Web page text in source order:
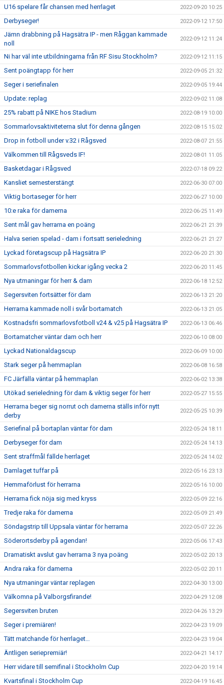
U16 spelare får chansen med herrlaget 2022-09-20 10:25
Derbyseger! 2022-09-12 17:50
Jämn drabbning på Hagsätra IP - men Råggan kammade
noll
2022-09-12 11:24
Ni har väl inte utbildningarna från RF Sisu Stockholm? 2022-09-12 11:15
Sent poängtapp för herr 2022-09-05 21:32
Seger i seriefinalen 2022-09-05 19:44
Update: replag 2022-09-02 11:08
25% rabatt på NIKE hos Stadium 2022-08-19 10:00
Sommarlovsaktiviteterna slut för denna gången 2022-08-15 15:02
Drop in fotboll under v.32 i Rågsved 2022-08-07 21:55
Välkommen till Rågsveds IF! 2022-08-01 11:05
Basketdagar i Rågsved 2022-07-18 09:22
Kansliet semesterstängt 2022-06-30 07:00
Viktig bortaseger för herr 2022-06-27 10:00
10:e raka för damerna 2022-06-25 11:49
Sent mål gav herrarna en poäng 2022-06-21 21:39
Halva serien spelad - dam i fortsatt serieledning 2022-06-21 21:27
Lyckad företagscup på Hagsätra IP 2022-06-20 21:30
Sommarlovsfotbollen kickar igång vecka 2 2022-06-20 11:45
Nya utmaningar för herr & dam 2022-06-18 12:52
Segersviten fortsätter för dam 2022-06-13 21:20
Herrarna kammade noll i svår bortamatch 2022-06-13 21:05
Kostnadsfri sommarlovsfotboll v24 & v25 på Hagsätra IP 2022-06-13 06:46
Bortamatcher väntar dam och herr 2022-06-10 08:00
Lyckad Nationaldagscup 2022-06-09 10:00
Stark seger på hemmaplan 2022-06-08 16:58
FC Järfälla väntar på hemmaplan 2022-06-02 13:38
Utökad serieledning för dam & viktig seger för herr 2022-05-27 15:55
Herrarna beger sig norrut och damerna ställs inför nytt
derby
2022-05-25 10:39
Seriefinal på bortaplan väntar för dam 2022-05-24 18:11
Derbyseger för dam 2022-05-24 14:13
Sent straffmål fällde herrlaget 2022-05-24 14:02
Damlaget tuffar på 2022-05-16 23:13
Hemmaförlust för herrarna 2022-05-16 10:00
Herrarna fick nöja sig med kryss 2022-05-09 22:16
Tredje raka för damerna 2022-05-09 21:49
Söndagstrip till Uppsala väntar för herrarna 2022-05-07 22:26
Söderortsderby på agendan! 2022-05-06 17:43
Dramatiskt avslut gav herrarna 3 nya poäng 2022-05-02 20:13
Andra raka för damerna 2022-05-02 20:11
Nya utmaningar väntar replagen 2022-04-30 13:00
Välkomna på Valborgsfirande! 2022-04-29 12:08
Segersviten bruten 2022-04-26 13:29
Seger i premiären! 2022-04-23 19:09
Tätt matchande för herrlaget… 2022-04-23 19:04
Äntligen seriepremiär! 2022-04-21 14:17
Herr vidare till semifinal i Stockholm Cup 2022-04-20 19:14
Kvartsfinal i Stockholm Cup 2022-04-19 16:45